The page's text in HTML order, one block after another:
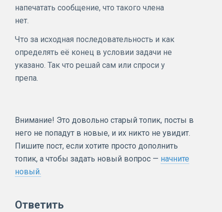
напечатать сообщение, что такого члена
нет.
Что за исходная последовательность и как
определять её конец в условии задачи не
указано. Так что решай сам или спроси у
препа.
Внимание! Это довольно старый топик, посты в
него не попадут в новые, и их никто не увидит.
Пишите пост, если хотите просто дополнить
топик, а чтобы задать новый вопрос — начните
новый.
Ответить